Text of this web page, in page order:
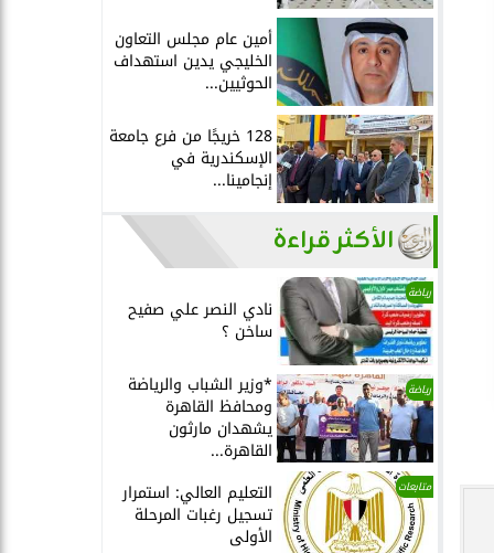
أمين عام مجلس التعاون
الخليجي يدين استهداف
الحوثيين...
128 خريجًا من فرع جامعة
الإسكندرية في
إنجامينا...
الأكثر قراءة
رياضة
نادي النصر علي صفيح
ساخن ؟
رياضة *وزير الشباب والرياضة
ومحافظ القاهرة
يشهدان مارثون
القاهرة...
متابعات التعليم العالي: استمرار
تسجيل رغبات المرحلة
الأولى